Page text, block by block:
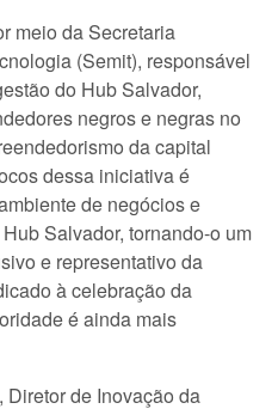
meio da Secretaria
(Semit), responsável
do Hub Salvador,
negros e negras no
da capital
dessa iniciativa é
de negócios e
Salvador, tornando-o um
e representativo da
à celebração da
é ainda mais
Diretor de Inovação da